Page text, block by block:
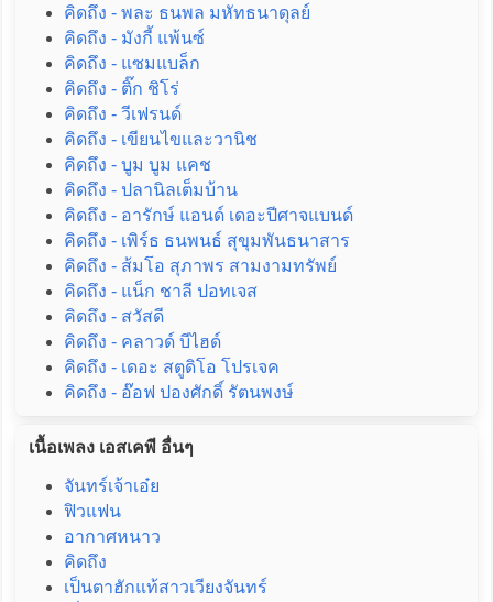
คิดถึง - พละ ธนพล มหัทธนาดุลย์
คิดถึง - มังกี้ แพ้นซ์
คิดถึง - แซมแบล็ก
คิดถึง - ติ๊ก ชิโร่
คิดถึง - วีเฟรนด์
คิดถึง - เขียนไขและวานิช
คิดถึง - บูม บูม แคช
คิดถึง - ปลานิลเต็มบ้าน
คิดถึง - อารักษ์ แอนด์ เดอะปีศาจแบนด์
คิดถึง - เพิร์ธ ธนพนธ์ สุขุมพันธนาสาร
คิดถึง - ส้มโอ สุภาพร สามงามทรัพย์
คิดถึง - แน็ก ชาลี ปอทเจส
คิดถึง - สวัสดี
คิดถึง - คลาวด์ บีไฮด์
คิดถึง - เดอะ สตูดิโอ โปรเจค
คิดถึง - อ๊อฟ ปองศักดิ์ รัตนพงษ์
เนื้อเพลง เอสเคพี อื่นๆ
จันทร์เจ้าเอ๋ย
ฟิวแฟน
อากาศหนาว
คิดถึง
เป็นตาฮักแท้สาวเวียงจันทร์